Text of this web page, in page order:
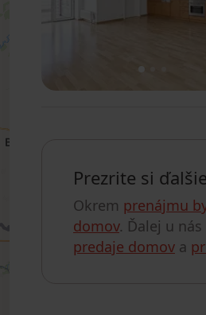
1
Prezrite si
Okrem prenájmu
domov. Ďalej u
predaje domov a